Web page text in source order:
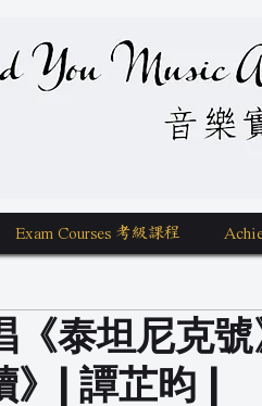
You Music Academy 學
Exam Courses 考級課程
《泰坦尼克
》| 譚芷昀 |